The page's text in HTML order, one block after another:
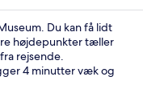
Deluxe-
Du kan få lidt
højdepunkter tæller
rejsende.
4 minutter væk og